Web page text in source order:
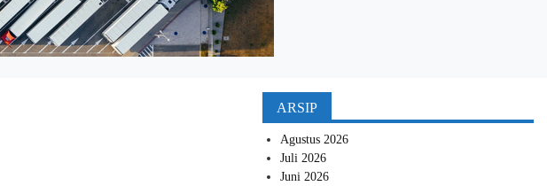
ARSIP
Agustus 2026
Juli 2026
Juni 2026